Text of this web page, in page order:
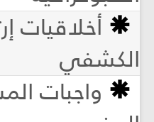
أخلاقيات
الكشفي
واجبات